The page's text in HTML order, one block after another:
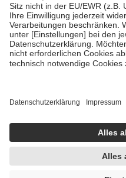
fallenkeine Zuzahlungen an
• Kindern und Jugendlichen bis
mit Ausnahme der Fahrkosten
• Untersuchungen zur
GKV getragen werden
• empfohlenen
Wir nutzen Trusted Shops als
getroffen, um sicherzustellen,
handelt. Mehr Informationen
https://help.etrusted.com/hc/